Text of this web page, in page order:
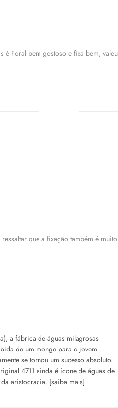
é Foral bem gostoso e fixa bem, valeu
que a fixação também é muito
a fábrica de águas milagrosas
de um monge para o jovem
se tornou um sucesso absoluto.
4711 ainda é ícone de águas de
aristocracia. [saiba mais]